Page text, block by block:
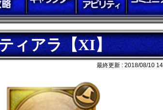
ィアラ【XI】
最終更新 : 2018/08/10